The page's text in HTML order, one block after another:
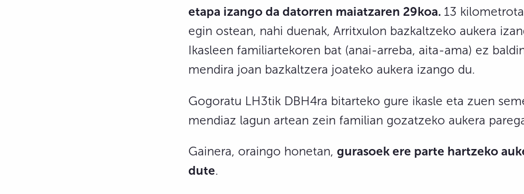
etapa izango da datorren maiatzaren 29koa. 13
egin ostean, nahi duenak, Arritxulon bazkaltzeko aukera
Ikasleen familiartekoren bat (anai-arreba, aita-ama) ez
mendira joan bazkaltzera joateko aukera izango du.
Gogoratu LH3tik DBH4ra bitarteko gure ikasle eta zuen
mendiaz lagun artean zein familian gozatzeko aukera
Gainera, oraingo honetan, gurasoek ere parte hartzeko
dute.